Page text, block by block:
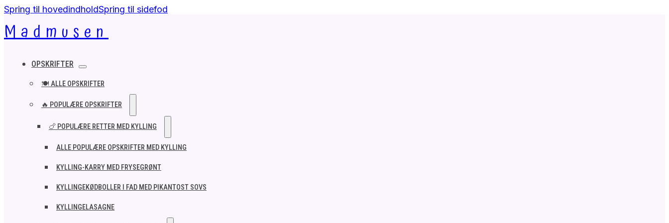
Spring til hovedindholdSpring til sidefod
Madmusen
OPSKRIFTER
🍽️ ALLE OPSKRIFTER
🔥 POPULÆRE OPSKRIFTER
🍗 POPULÆRE RETTER MED KYLLING
ALLE POPULÆRE OPSKRIFTER MED KYLLING
KYLLING-KARRY MED FRYSEGRØNT
KYLLINGEKØDBOLLER I FAD MED PIKANTOST SOVS
KYLLINGELASAGNE